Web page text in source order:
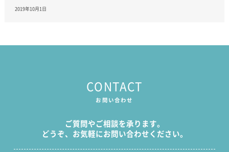
2019年10月1日
CONTACT
お問い合わせ
ご質問やご相談を承ります。
どうぞ、お気軽にお問い合わせください。